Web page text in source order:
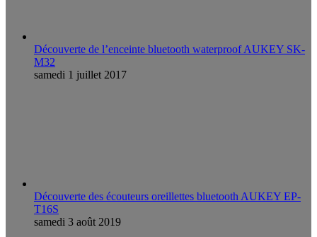
Découverte de l’enceinte bluetooth waterproof AUKEY SK-
M32
samedi 1 juillet 2017
Découverte des écouteurs oreillettes bluetooth AUKEY EP-
T16S
samedi 3 août 2019